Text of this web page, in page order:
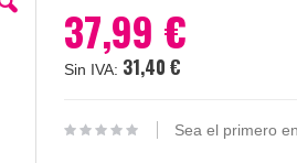
37,99 €
31,40 €
Sea el primero